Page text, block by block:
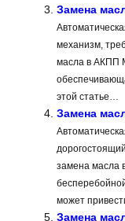
Замена
механизм,
масла в АКПП
этой статье…
Замена
замена масла
может
Замена